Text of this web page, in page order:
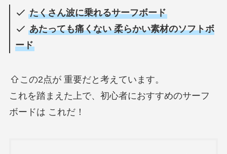
たくさん波に乗れるサーフボード
あたっても痛くない 柔らかい素材のソフトボ
ード
この2点が 重要だと考えています。
これを踏まえた上で、初心者におすすめのサーフ
ボードは これだ！